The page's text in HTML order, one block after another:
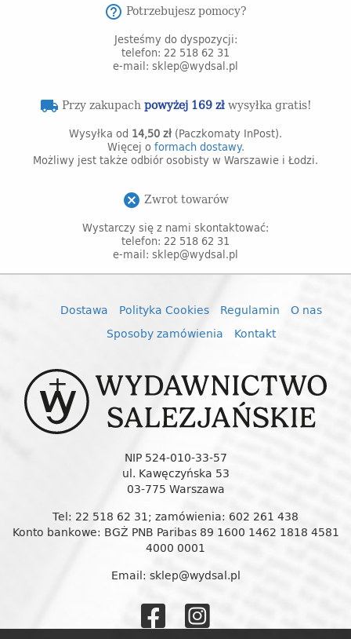
help_outline Potrzebujesz pomocy?
Jesteśmy do dyspozycji:
telefon: 22 518 62 31
e-mail: sklep@wydsal.pl
local_shipping Przy zakupachpowyżej 169 złwysyłka gratis!
Wysyłka od 14,50 zł (Paczkomaty InPost).
Więcej o formach dostawy.
Możliwy jest także odbiór osobisty w Warszawie i Łodzi.
cancel Zwrot towarów
Wystarczy się z nami skontaktować:
telefon: 22 518 62 31
e-mail: sklep@wydsal.pl
Dostawa Polityka Cookies Regulamin
O nas
Sposoby zamówienia
Kontakt
NIP 524-010-33-57
ul. Kawęczyńska 53
03-775 Warszawa
Tel: 22 518 62 31; zamówienia: 602 261 438
Konto bankowe: BGŻ PNB Paribas 89 1600 1462 1818 4581
4000 0001
Email: sklep@wydsal.pl